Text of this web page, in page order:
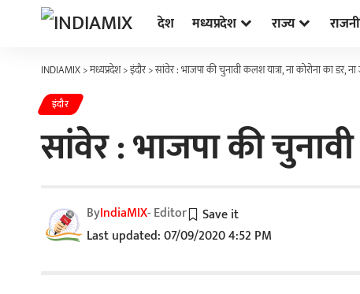
देश मध्यप्रदेश राज्य
INDIAMIX>मध्यप्रदेश>इंदौर>सांवेर : भाजपा की चुनावी कलश यात्रा, ना कोरोना का डर,
इंदौर
सांवेर : भाजपा की
Last updated: 07/09/2020 4:52 PM
ByIndiaMIX- Editor